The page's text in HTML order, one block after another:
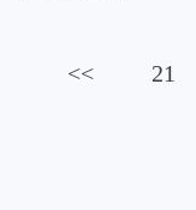
<< 21